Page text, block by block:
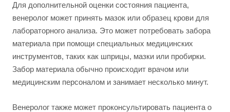
Для дополнительной оценки состояния пациента,
венеролог может принять мазок или образец крови для
лабораторного анализа. Это может потребовать забора
материала при помощи специальных медицинских
инструментов, таких как шприцы, мазки или пробирки.
Забор материала обычно происходит врачом или
медицинским персоналом и занимает несколько минут.
Венеролог также может проконсультировать пациента о